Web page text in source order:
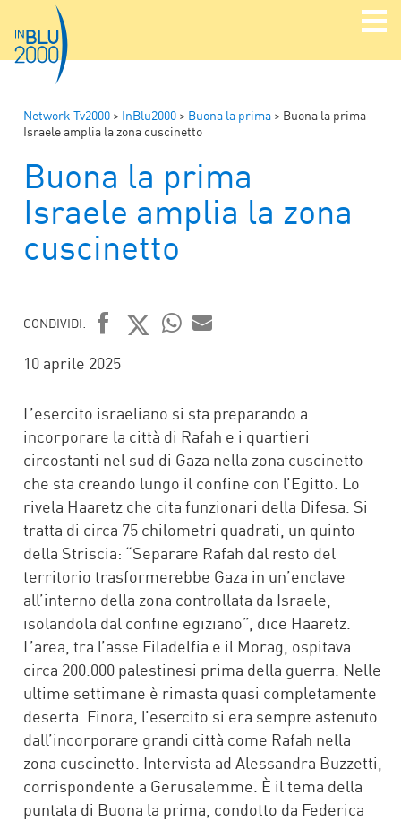
Network Tv2000 > InBlu2000 > Buona la prima > Buona la prima
Israele amplia la zona cuscinetto
Buona la prima
Israele amplia la zona
cuscinetto
CONDIVIDI:
FACEBOOK
TWITTER
10 aprile 2025
L’esercito israeliano si sta preparando a
incorporare la città di Rafah e i quartieri
circostanti nel sud di Gaza nella zona cuscinetto
che sta creando lungo il confine con l’Egitto. Lo
rivela Haaretz che cita funzionari della Difesa. Si
tratta di circa 75 chilometri quadrati, un quinto
della Striscia: “Separare Rafah dal resto del
territorio trasformerebbe Gaza in un’enclave
all’interno della zona controllata da Israele,
isolandola dal confine egiziano”, dice Haaretz.
L’area, tra l’asse Filadelfia e il Morag, ospitava
circa 200.000 palestinesi prima della guerra. Nelle
ultime settimane è rimasta quasi completamente
deserta. Finora, l’esercito si era sempre astenuto
dall’incorporare grandi città come Rafah nella
zona cuscinetto. Intervista ad Alessandra Buzzetti,
corrispondente a Gerusalemme. È il tema della
puntata di Buona la prima, condotto da Federica